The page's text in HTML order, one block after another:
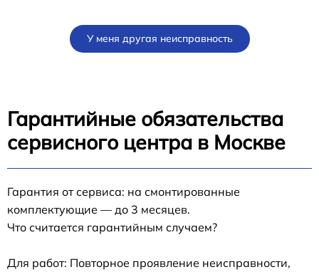
У меня другая неисправность
Гарантийные обязательства
сервисного центра в Москве
Гарантия от сервиса: на смонтированные
комплектующие — до 3 месяцев.
Что считается гарантийным случаем?
Для работ: Повторное проявление неисправности,